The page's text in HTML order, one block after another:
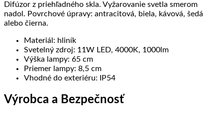
Difúzor z priehľadného skla. Vyžarovanie svetla smerom
nadol. Povrchové úpravy: antracitová, biela, kávová, šedá
alebo čierna.
Materiál: hliník
Svetelný zdroj: 11W LED, 4000K, 1000lm
Výška lampy: 65 cm
Priemer lampy: 8,5 cm
Vhodné do exteriéru: IP54
Výrobca a Bezpečnosť